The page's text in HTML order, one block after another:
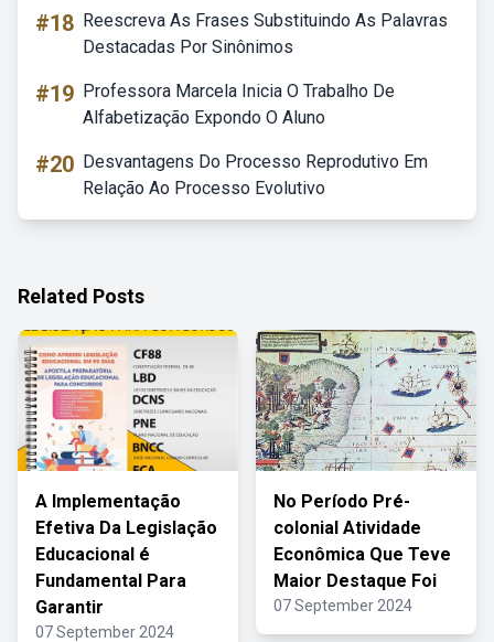
#18 Reescreva As Frases Substituindo As Palavras
Destacadas Por Sinônimos
#19 Professora Marcela Inicia O Trabalho De
Alfabetização Expondo O Aluno
#20 Desvantagens Do Processo Reprodutivo Em
Relação Ao Processo Evolutivo
Related Posts
A Implementação
Efetiva Da Legislação
Educacional é
Fundamental Para
Garantir
07 September 2024
No Período Pré-
colonial Atividade
Econômica Que Teve
Maior Destaque Foi
07 September 2024